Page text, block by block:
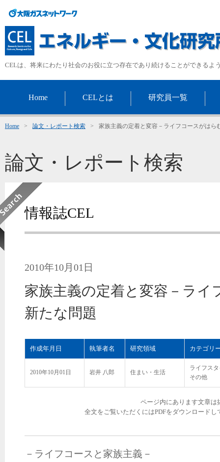
CELは、将来にわたり社会のお役に立つ存在であり続けることができるよ
Home CELとは 研究員一覧
Home > 論文・レポート検索 > 家族主義の定着と変容－ライフコースがはら
論文・レポート検索
情報誌CEL
2010年10月01日
家族主義の定着と変容－ライ
新たな問題
作成年月日 執筆者名 研究領域 カテゴリ
2010年10月01日 岩井 八郎 住まい・生活
ライフス
その他
ページ内にあります文章は
全文をご覧いただくにはPDFをダウンロードし
－ライフコースと家族主義－